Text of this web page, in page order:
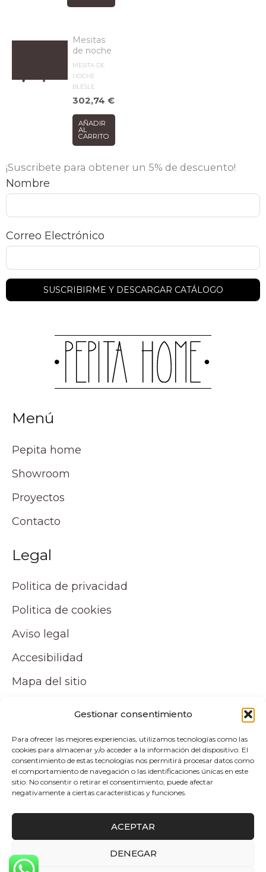
Gestionar consentimiento
Para ofrecer las mejores experiencias, utilizamos tecnologías como las
cookies para almacenar y/o acceder a la información del dispositivo. El
consentimiento de estas tecnologías nos permitirá procesar datos como
el comportamiento de navegación o las identificaciones únicas en este
sitio. No consentir o retirar el consentimiento, puede afectar
negativamente a ciertas características y funciones.
ACEPTAR
DENEGAR
Mesitas
de noche
MESITA DE
NOCHE
BLESLE
302,74€
AÑADIR
AL
CARRITO
¡Suscribete para obtener un 5% de descuento!
Nombre
Correo Electrónico
Menú
Pepita home
Showroom
Proyectos
Contacto
Legal
Politica de privacidad
Politica de cookies
Aviso legal
Accesibilidad
Mapa del sitio
Tu cuenta
Mi cuenta
Carrito
Politica de envio y devoluciones